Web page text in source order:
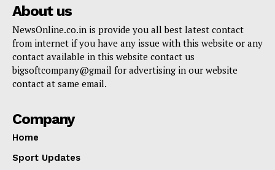
About us
NewsOnline.co.in is provide you all best latest contact
from internet if you have any issue with this website or any
contact available in this website contact us
bigsoftcompany@gmail for advertising in our website
contact at same email.
Company
Home
Sport Updates